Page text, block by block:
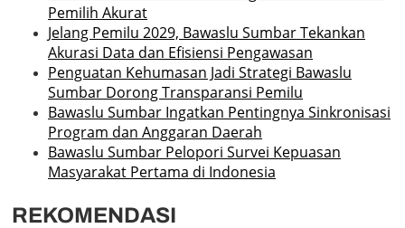
Pemilih Akurat
Jelang Pemilu 2029, Bawaslu Sumbar Tekankan
Akurasi Data dan Efisiensi Pengawasan
Penguatan Kehumasan Jadi Strategi Bawaslu
Sumbar Dorong Transparansi Pemilu
Bawaslu Sumbar Ingatkan Pentingnya Sinkronisasi
Program dan Anggaran Daerah
Bawaslu Sumbar Pelopori Survei Kepuasan
Masyarakat Pertama di Indonesia
REKOMENDASI